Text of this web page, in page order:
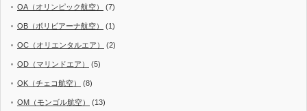
OA（オリンピック航空） (7)
OB（ボリビアーナ航空） (1)
OC（オリエンタルエア） (2)
OD（マリンドエア） (5)
OK（チェコ航空） (8)
OM（モンゴル航空） (13)